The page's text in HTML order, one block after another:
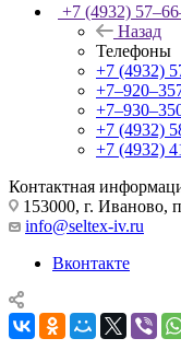
+7 (4932)
Назад
Телефоны
+7 (4932)
+7 (4932)
+7 (4932)
Контактная
153000, г. Иваново,
info@seltex-iv.ru
Вконтакте